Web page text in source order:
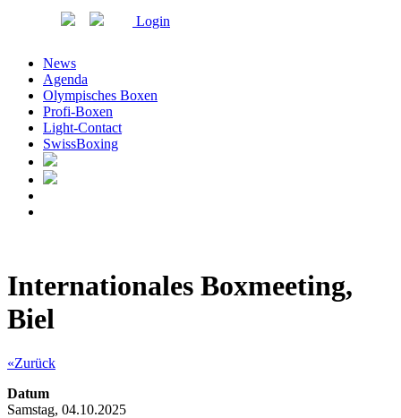
Login
News
Agenda
Olympisches Boxen
Profi-Boxen
Light-Contact
SwissBoxing
Internationales Boxmeeting,
Biel
«Zurück
Datum
Samstag, 04.10.2025